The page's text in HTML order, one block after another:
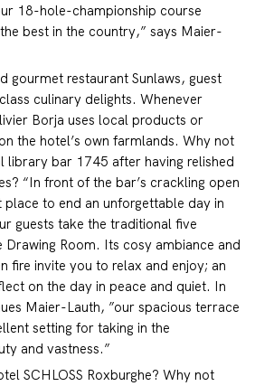
18-hole-championship course
best in the country,” says Maier-
gourmet restaurant Sunlaws, guest
culinary delights. Whenever
Borja uses local products or
the hotel’s own farmlands. Why not
library bar 1745 after having relished
“In front of the bar’s crackling open
to end an unforgettable day in
guests take the traditional five
Drawing Room. Its cosy ambiance and
fire invite you to relax and enjoy; an
on the day in peace and quiet. In
Maier-Lauth, ”our spacious terrace
setting for taking in the
and vastness.”
SCHLOSS Roxburghe? Why not